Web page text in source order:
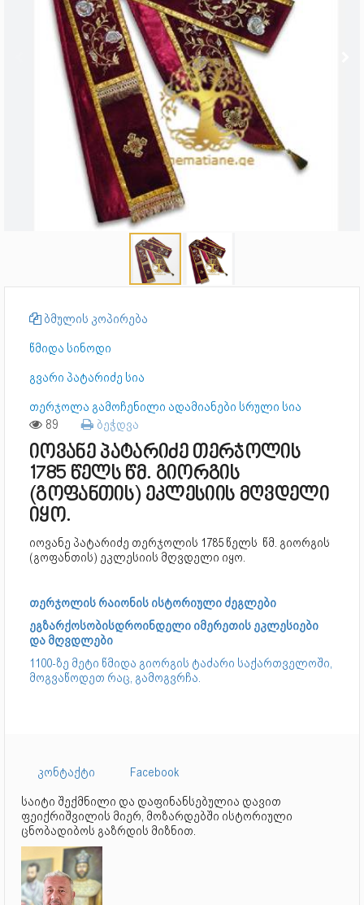
ბმულის კოპირება
წმიდა სინოდი
გვარი პატარიძე სია
თერჯოლა გამოჩენილი ადამიანები სრული სია
89 ბეჭდვა
იოვანე პატარიძე თერჯოლის
1785 წელს წმ. გიორგის
(გოფანთის) ეკლესიის მღვდელი
იყო.
იოვანე პატარიძე თერჯოლის 1785 წელს წმ. გიორგის
(გოფანთის) ეკლესიის მღვდელი იყო.
თერჯოლის რაიონის ისტორიული ძეგლები
ეგზარქოსობისდროინდელი იმერეთის ეკლესიები
და მღვდლები
1100-ზე მეტი წმიდა გიორგის ტაძარი საქართველოში,
მოგვაწოდეთ რაც, გამოგვრჩა.
კონტაქტი
Facebook
საიტი შექმნილი და დაფინანსებულია დავით
ფეიქრიშვილის მიერ, მოზარდებში ისტორიული
ცნობადიბოს გაზრდის მიზნით.